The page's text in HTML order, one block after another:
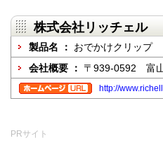
株式会社リッチェル
製品名 ： おでかけクリップ
会社概要 ： 〒939-0592 富
http://
PRサイト